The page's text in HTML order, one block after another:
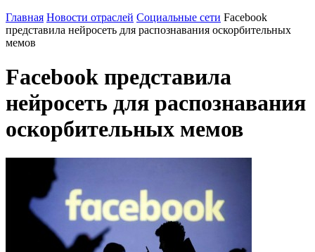
Главная Новости отраслей Социальные сети Facebook
представила нейросеть для распознавания оскорбительных
мемов
Facebook представила
нейросеть для распознавания
оскорбительных мемов